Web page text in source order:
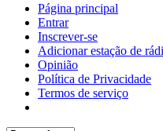
Página principal
Entrar
Inscrever-se
Adicionar estação de
Opinião
Política de Privacidade
Termos de serviço